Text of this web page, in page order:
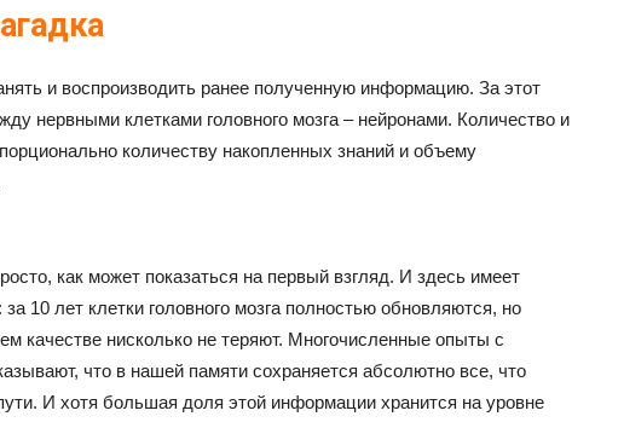
и воспроизводить ранее полученную информацию. За этот
нервными клетками головного мозга – нейронами. Количество и
количеству накопленных знаний и объему
как может показаться на первый взгляд. И здесь имеет
10 лет клетки головного мозга полностью обновляются, но
качестве нисколько не теряют. Многочисленные опыты с
что в нашей памяти сохраняется абсолютно все, что
И хотя большая доля этой информации хранится на уровне